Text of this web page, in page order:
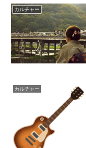
カルチャー
カルチャー